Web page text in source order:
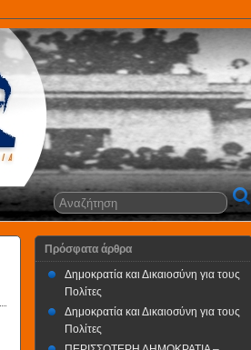
Πρόσφατα άρθρα
Δημοκρατία και Δικαιοσύνη για τους
Πολίτες
Δημοκρατία και Δικαιοσύνη για τους
Πολίτες